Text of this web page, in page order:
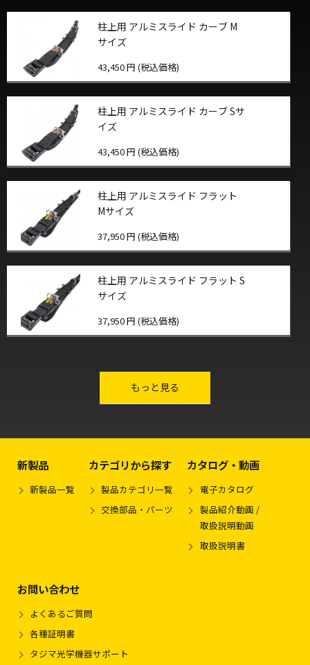
柱上用 アルミスライド カーブ M
サイズ
43,450 円 (税込価格)
柱上用 アルミスライド カーブ Sサ
イズ
43,450 円 (税込価格)
柱上用 アルミスライド フラット
Mサイズ
37,950 円 (税込価格)
柱上用 アルミスライド フラット S
サイズ
37,950 円 (税込価格)
もっと見る
新製品
新製品一覧
カテゴリから探す
製品カテゴリ一覧
交換部品・パーツ
カタログ・動画
電子カタログ
製品紹介動画 /
取扱説明動画
取扱説明書
お問い合わせ
よくあるご質問
各種証明書
タジマ光学機器サポート